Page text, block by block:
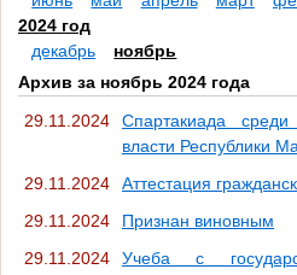
2024 год
декабрь
ноябрь
Архив за ноябрь 2024 года
29.11.2024
Спартакиада среди
власти Республики
29.11.2024
Аттестация
29.11.2024
Признан виновным
29.11.2024
Учеба с